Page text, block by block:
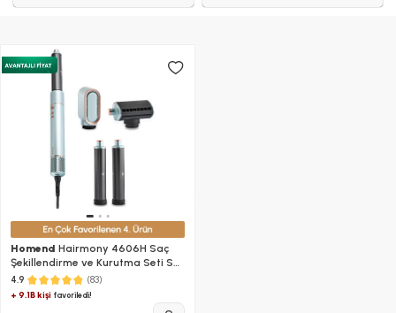
Homend Hairmony 4606H Saç
Şekillendirme ve Kurutma Seti Su
Yeşili
4.9 (83)
+ 9.1B kişi favoriledi!